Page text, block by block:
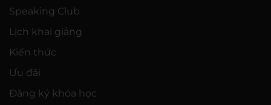
Speaking Club
Lịch khai giảng
Kiến thức
Ưu đãi
Đăng ký khóa học